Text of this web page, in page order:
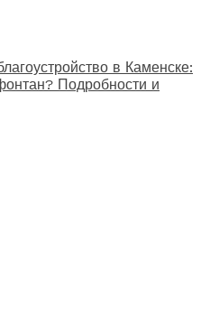
в Каменске:
Подробности и